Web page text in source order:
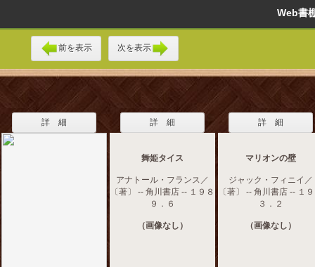
Web
前を表示 次を表示
詳 細 詳 細
舞姫タイス
アナトール・フランス／
〔著〕 -- 角川書店 -- １９８
９．６
（画像なし）
詳 細
マリオンの壁
ジャック・フィニイ／
〔著〕 -- 角川書店 -- １
３．２
（画像なし）